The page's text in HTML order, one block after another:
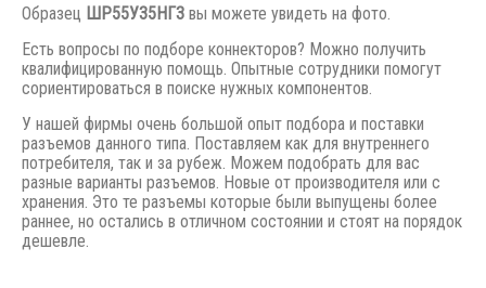
Образец ШР55У35НГ3 вы можете увидеть на фото.
Есть вопросы по подборе коннекторов? Можно получить
квалифицированную помощь. Опытные сотрудники помогут
сориентироваться в поиске нужных компонентов.
У нашей фирмы очень большой опыт подбора и поставки
разъемов данного типа. Поставляем как для внутреннего
потребителя, так и за рубеж. Можем подобрать для вас
разные варианты разъемов. Новые от производителя или с
хранения. Это те разъемы которые были выпущены более
раннее, но остались в отличном состоянии и стоят на порядок
дешевле.